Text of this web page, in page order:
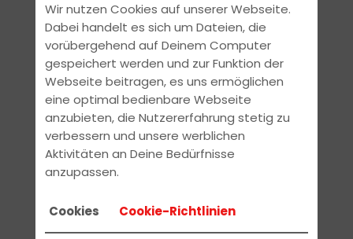
Wir nutzen Cookies auf unserer Webseite.
Dabei handelt es sich um Dateien, die
vorübergehend auf Deinem Computer
gespeichert werden und zur Funktion der
Webseite beitragen, es uns ermöglichen
eine optimal bedienbare Webseite
anzubieten, die Nutzererfahrung stetig zu
verbessern und unsere werblichen
Aktivitäten an Deine Bedürfnisse
anzupassen.
Cookies Cookie-Richtlinien